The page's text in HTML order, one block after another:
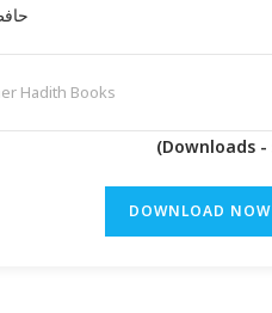
Hadith Books
DOWNLOAD NOW